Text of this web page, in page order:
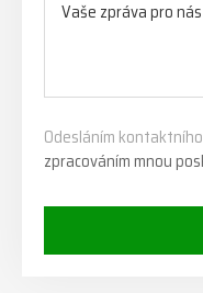
Odesláním
zpracováním mnou